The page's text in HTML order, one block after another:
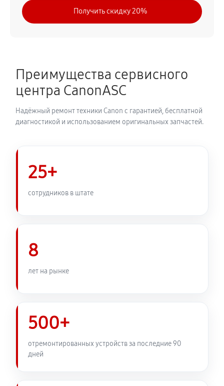
Получить скидку 20%
Преимущества сервисного
центра CanonASC
Надёжный ремонт техники Canon с гарантией, бесплатной
диагностикой и использованием оригинальных запчастей.
25+
сотрудников в штате
8
лет на рынке
500+
отремонтированных устройств за последние 90
дней